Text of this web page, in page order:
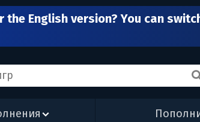
the English version? You can